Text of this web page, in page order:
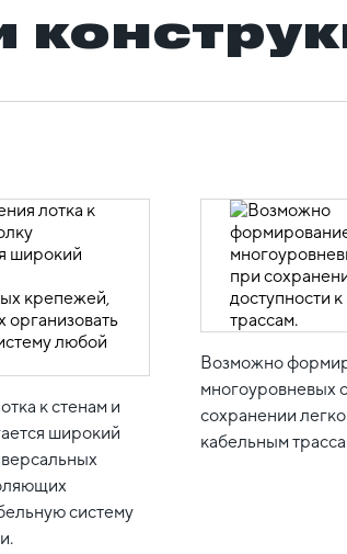
к стенам и
широкий
систему
Возможно
многоуровневых
сохранении
кабельным